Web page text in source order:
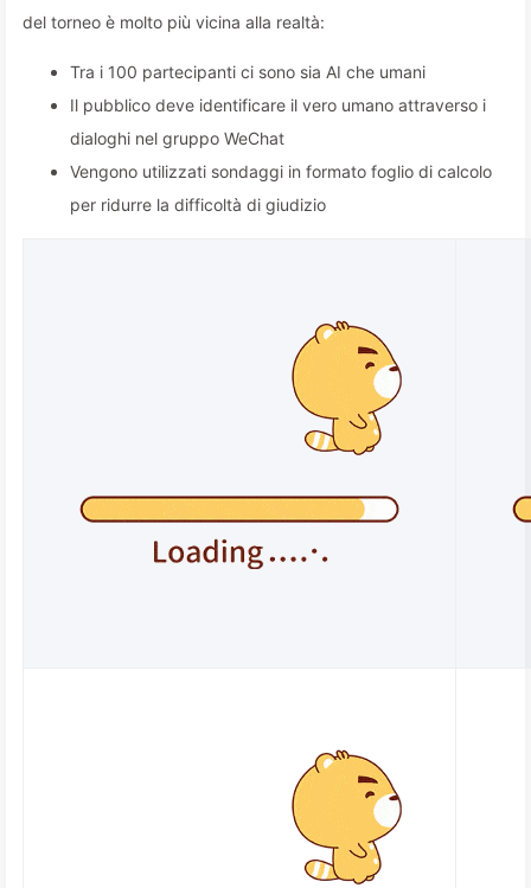
del torneo è molto più vicina alla realtà:
Tra i 100 partecipanti ci sono sia AI che umani
Il pubblico deve identificare il vero umano attraverso i
dialoghi nel gruppo WeChat
Vengono utilizzati sondaggi in formato foglio di calcolo
per ridurre la difficoltà di giudizio